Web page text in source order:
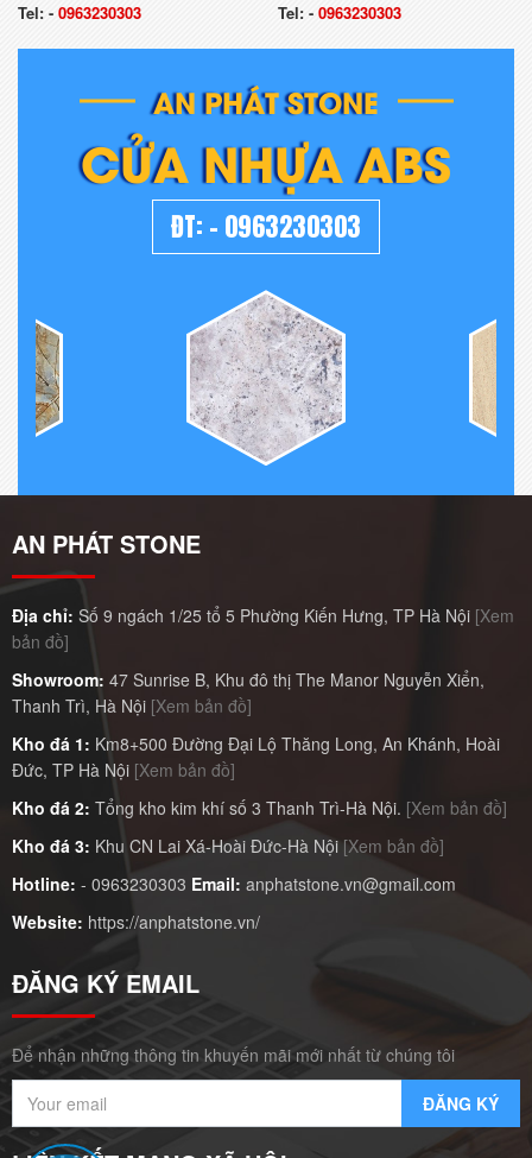
Tel: - 0963230303
Tel: - 0963230303
AN PHÁT STONE
CỬA NHỰA ABS
ĐT: - 0963230303
AN PHÁT STONE
Địa chỉ: Số 9 ngách 1/25 tổ 5 Phường Kiến Hưng, TP Hà Nội [Xem
bản đồ]
Showroom: 47 Sunrise B, Khu đô thị The Manor Nguyễn Xiển,
Thanh Trì, Hà Nội [Xem bản đồ]
Kho đá 1: Km8+500 Đường Đại Lộ Thăng Long, An Khánh, Hoài
Đức, TP Hà Nội [Xem bản đồ]
Kho đá 2: Tổng kho kim khí số 3 Thanh Trì-Hà Nội. [Xem bản đồ]
Kho đá 3: Khu CN Lai Xá-Hoài Đức-Hà Nội [Xem bản đồ]
Hotline: - 0963230303 Email: anphatstone.vn@gmail.com
Website: https://anphatstone.vn/
ĐĂNG KÝ EMAIL
Để nhận những thông tin khuyến mãi mới nhất từ chúng tôi